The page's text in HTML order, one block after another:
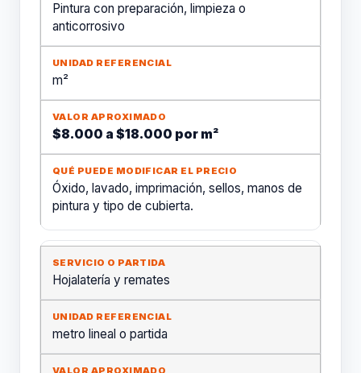
Pintura con preparación, limpieza o
anticorrosivo
m²
$8.000 a $18.000 por m²
Óxido, lavado, imprimación, sellos, manos de
pintura y tipo de cubierta.
Hojalatería y remates
metro lineal o partida